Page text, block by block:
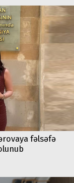
fəlsəfə